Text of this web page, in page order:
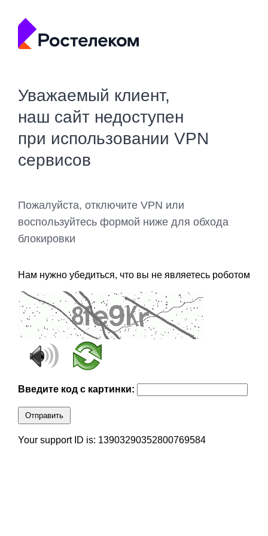
Уважаемый клиент,
наш сайт недоступен
при использовании VPN
сервисов
Пожалуйста, отключите VPN или
воспользуйтесь формой ниже для обхода
блокировки
Нам нужно убедиться, что вы не являетесь роботом
Введите код с картинки:
Отправить
Your support ID is: 13903290352800769584